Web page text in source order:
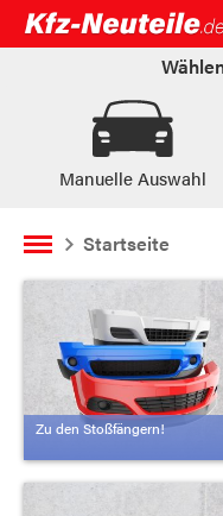
Open submenu (Ersatzteile:)
Ersatzteile:
Manuelle Auswahl
Startseite
Zu den Stoßfängern!